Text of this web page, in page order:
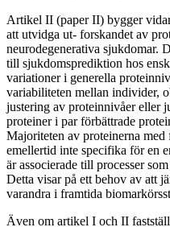
Artikel II (paper II) bygger
att utvidga ut- forskandet av
neurodegenerativa sjukdomar.
till sjukdomsprediktion hos
variationer i generella
variabiliteten mellan individer,
justering av proteinnivåer eller
proteiner i par förbättrade
Majoriteten av proteinerna
emellertid inte specifika för en
är associerade till processer
Detta visar på ett behov av att
varandra i framtida
Även om artikel I och II